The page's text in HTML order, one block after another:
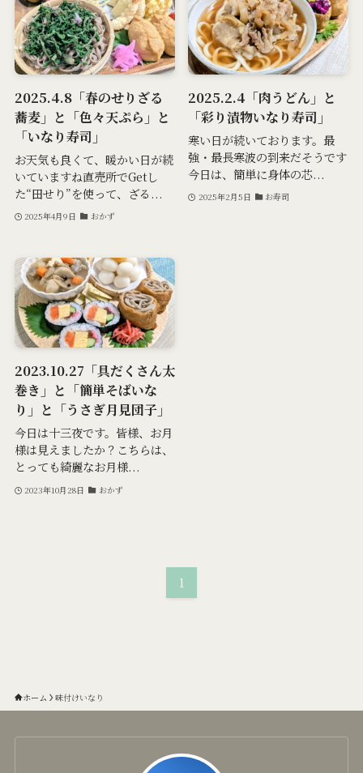
2025.4.8「春のせりざる
蕎麦」と「色々天ぷら」と
「いなり寿司」
お天気も良くて、暖かい日が続
いていますね直売所でGetし
た“田せり”を使って、ざる...
2025年4月9日 おかず
2025.2.4「肉うどん」と
「彩り漬物いなり寿司」
寒い日が続いております。最
強・最長寒波の到来だそうです
今日は、簡単に身体の芯...
2025年2月5日 お寿司
2023.10.27「具だくさん太
巻き」と「簡単そばいな
り」と「うさぎ月見団子」
今日は十三夜です。皆様、お月
様は見えましたか？こちらは、
とっても綺麗なお月様...
2023年10月28日 おかず
1
ホーム 味付けいなり